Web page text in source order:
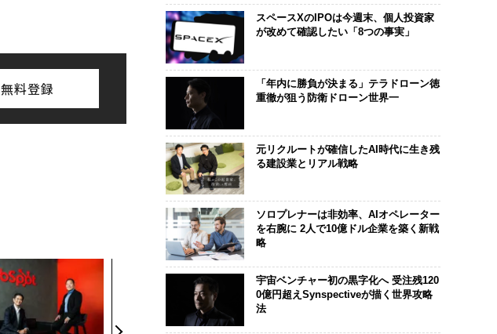
無料登録
「コンディション」が成
果を左右する――「BAKUN
E」のTENTIALが支える
「挑戦者の明日」
なぜ“眠っていた環境技
術”が、下水インフラを
“泊まる”を超
パシオが描く
スペースXのIPOは今週末、個人投資家
が改めて確認したい「8つの事実」
「年内に勝負が決まる」テラドローン徳
重徹が狙う防衛ドローン世界一
元リクルートが確信したAI時代に生き残
る建設業とリアル戦略
ソロプレナーは非効率、AIオペレーター
を右腕に 2人で10億ドル企業を築く新戦
略
宇宙ベンチャー初の黒字化へ 受注残120
0億円超えSynspectiveが描く世界攻略
法